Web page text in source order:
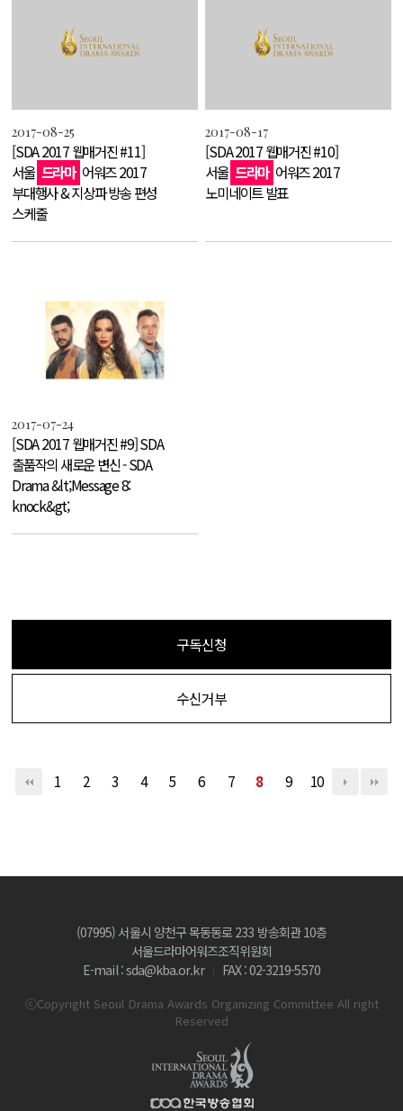
2017-08-25
[SDA 2017 웹매거진 #11]
서울 드라마 어워즈 2017
부대행사 & 지상파 방송 편성
스케줄
2017-08-17
[SDA 2017 웹매거진 #10]
서울 드라마 어워즈 2017
노미네이트 발표
2017-07-24
[SDA 2017 웹매거진 #9] SDA
출품작의 새로운 변신 - SDA
Drama &lt;Message 8:
knock&gt;
구독신청
수신거부
1 2 3 4 5 6 7 8 9 10
(07995) 서울시 양천구 목동동로 233 방송회관 10층
서울드라마어워즈조직위원회
E-mail : sda@kba.or.kr
FAX : 02-3219-5570
ⓒCopyright Seoul Drama Awards Organizing Committee All right
Reserved